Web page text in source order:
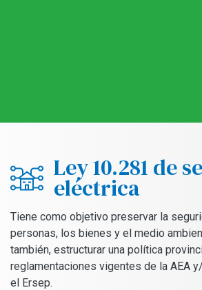
Ley 10.281 de
eléctrica
Tiene como objetivo preservar la
personas, los bienes y el medio
también, estructurar una política
reglamentaciones vigentes de la AEA
el Ersep.